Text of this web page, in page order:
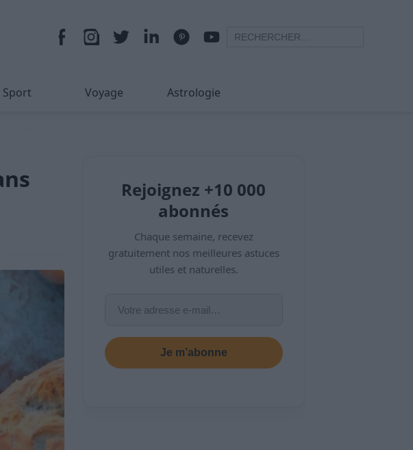
Sport Voyage Astrologie
Rejoignez +10 000
abonnés
Chaque semaine, recevez
gratuitement nos meilleures astuces
utiles et naturelles.
Je m’abonne